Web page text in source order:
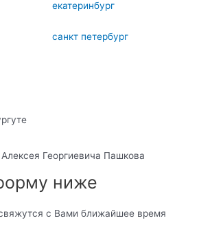
екатеринбург
санкт петербург
Георгиевича Пашкова
ниже
с Вами ближайшее время